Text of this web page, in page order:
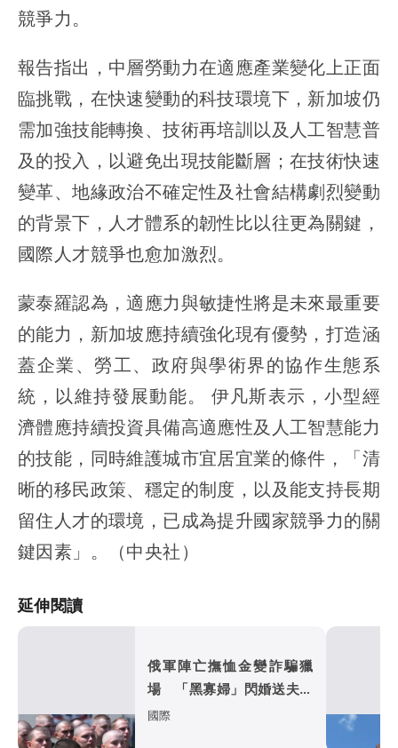
競爭力。
報告指出，中層勞動力在適應產業變化上正面
臨挑戰，在快速變動的科技環境下，新加坡仍
需加強技能轉換、技術再培訓以及人工智慧普
及的投入，以避免出現技能斷層；在技術快速
變革、地緣政治不確定性及社會結構劇烈變動
的背景下，人才體系的韌性比以往更為關鍵，
國際人才競爭也愈加激烈。
蒙泰羅認為，適應力與敏捷性將是未來最重要
的能力，新加坡應持續強化現有優勢，打造涵
蓋企業、勞工、政府與學術界的協作生態系
統，以維持發展動能。 伊凡斯表示，小型經
濟體應持續投資具備高適應性及人工智慧能力
的技能，同時維護城市宜居宜業的條件，「清
晰的移民政策、穩定的制度，以及能支持長期
留住人才的環境，已成為提升國家競爭力的關
鍵因素」。（中央社）
延伸閱讀
俄軍陣亡撫恤金變詐騙獵
場 「黑寡婦」閃婚送夫上
前線領鉅款
國際